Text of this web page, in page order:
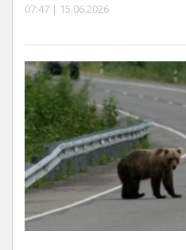
07:47 | 15.06.2026